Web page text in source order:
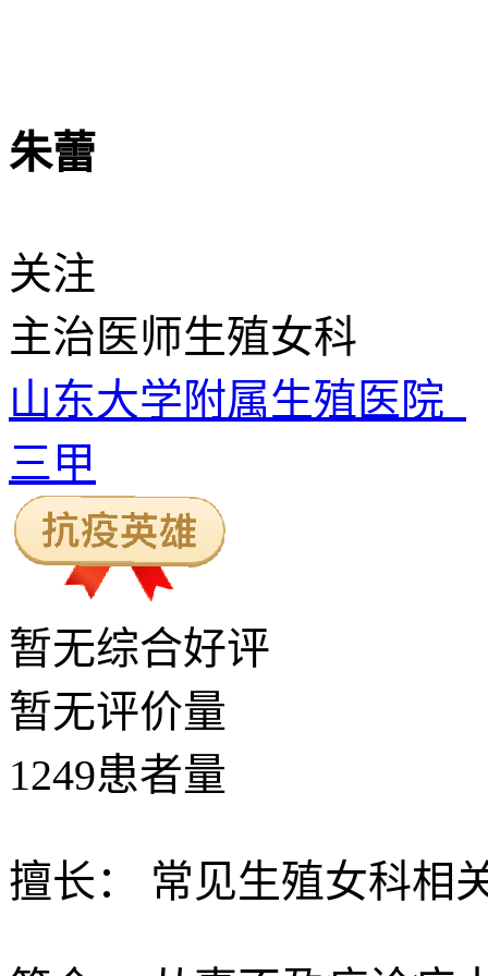
朱蕾
关注
主治医师生殖女科
山东大学附属生殖医院
三甲
暂无综合好评
暂无评价量
1249患者量
擅长： 常见生殖女科相